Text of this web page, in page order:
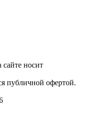
носит
публичной офертой.